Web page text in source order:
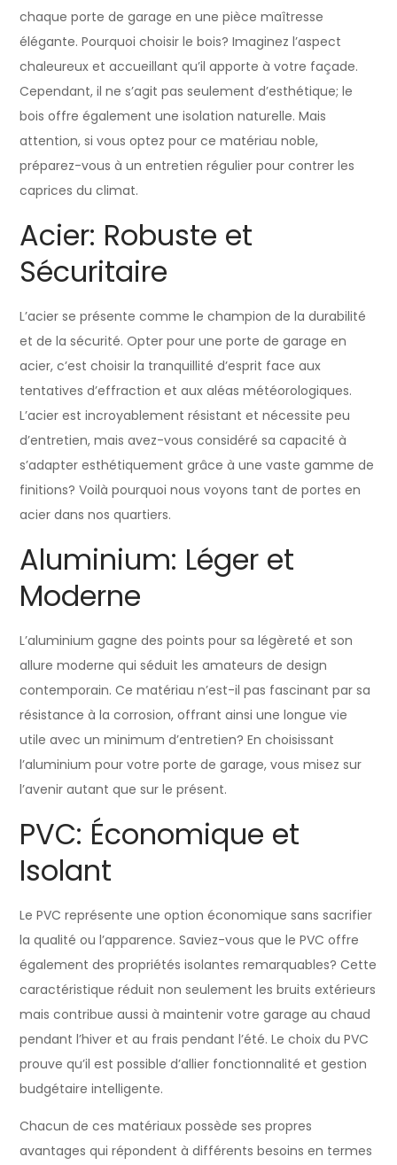
chaque porte de garage en une pièce maîtresse
élégante. Pourquoi choisir le bois? Imaginez l’aspect
chaleureux et accueillant qu’il apporte à votre façade.
Cependant, il ne s’agit pas seulement d’esthétique; le
bois offre également une isolation naturelle. Mais
attention, si vous optez pour ce matériau noble,
préparez-vous à un entretien régulier pour contrer les
caprices du climat.
Acier: Robuste et
Sécuritaire
L’acier se présente comme le champion de la durabilité
et de la sécurité. Opter pour une porte de garage en
acier, c’est choisir la tranquillité d’esprit face aux
tentatives d’effraction et aux aléas météorologiques.
L’acier est incroyablement résistant et nécessite peu
d’entretien, mais avez-vous considéré sa capacité à
s’adapter esthétiquement grâce à une vaste gamme de
finitions? Voilà pourquoi nous voyons tant de portes en
acier dans nos quartiers.
Aluminium: Léger et
Moderne
L’aluminium gagne des points pour sa légèreté et son
allure moderne qui séduit les amateurs de design
contemporain. Ce matériau n’est-il pas fascinant par sa
résistance à la corrosion, offrant ainsi une longue vie
utile avec un minimum d’entretien? En choisissant
l’aluminium pour votre porte de garage, vous misez sur
l’avenir autant que sur le présent.
PVC: Économique et
Isolant
Le PVC représente une option économique sans sacrifier
la qualité ou l’apparence. Saviez-vous que le PVC offre
également des propriétés isolantes remarquables? Cette
caractéristique réduit non seulement les bruits extérieurs
mais contribue aussi à maintenir votre garage au chaud
pendant l’hiver et au frais pendant l’été. Le choix du PVC
prouve qu’il est possible d’allier fonctionnalité et gestion
budgétaire intelligente.
Chacun de ces matériaux possède ses propres
avantages qui répondent à différents besoins en termes